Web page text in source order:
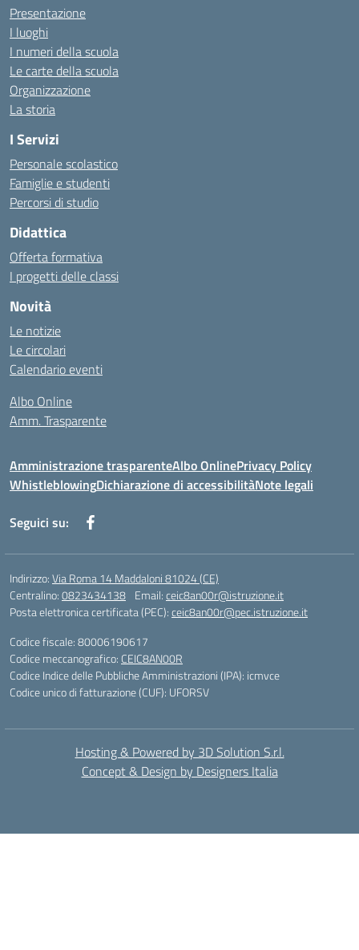
Presentazione
I luoghi
I numeri della scuola
Le carte della scuola
Organizzazione
La storia
I Servizi
Personale scolastico
Famiglie e studenti
Percorsi di studio
Didattica
Offerta formativa
I progetti delle classi
Novità
Le notizie
Le circolari
Calendario eventi
Albo Online
Amm. Trasparente
Amministrazione trasparenteAlbo OnlinePrivacy Policy
WhistleblowingDichiarazione di accessibilitàNote legali
Seguici su:
Indirizzo:Via Roma 14 Maddaloni 81024 (CE)
Centralino:0823434138 Email:ceic8an00r@istruzione.it
Posta elettronica certificata (PEC):ceic8an00r@pec.istruzione.it
Codice fiscale: 80006190617
Codice meccanografico: CEIC8AN00R
Codice Indice delle Pubbliche Amministrazioni (IPA): icmvce
Codice unico di fatturazione (CUF): UFORSV
Hosting & Powered by 3D Solution S.r.l.
Concept & Design by Designers Italia